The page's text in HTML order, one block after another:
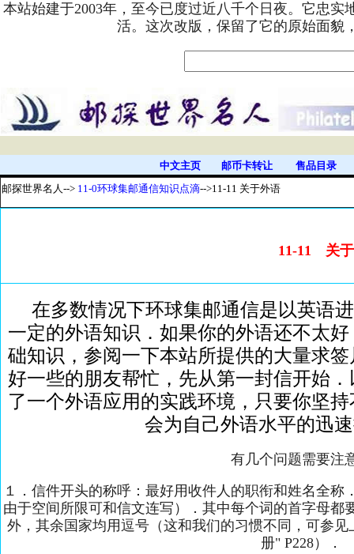
本站始建于2003年，至今已度过近八千个日夜。它忠
活。这次改版，保留了它的原始面貌
中文主页 邮币卡转让
售品目录
邮探世界名人--> 11-0环球集邮通信知识点滴-->11-11 关于外语
11-11 关
在多数情况下环球集邮通信是以英语
一定的外语知识．如果你的外语还不太
础知识，参阅一下本站所提供的大量求
好一些的朋友帮忙，先从第一封信开始
了一个外语应用的实践环境，只要你坚
会为自己外语水平的迅
有几个问题需要注
１．信件开头的称呼：最好用收件人的职衔和姓名全
由于空间所限可和信文连写）．其中每个词的首字母都
外，其余国家均用逗号（这和我们的习惯不同，可参
册" P228）．